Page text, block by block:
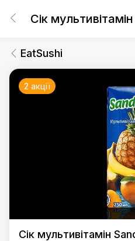
Сік
EatSushi
2 акції
Сік мультивітамін